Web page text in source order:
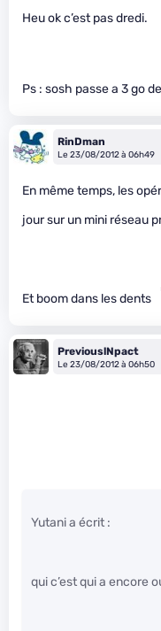
Heu ok c’est pas dredi.
Ps : sosh passe a 3 go
RinDman
Le 23/08/2012 à 06h49
En même temps, les
jour sur un mini réseau
Et boom dans les dents
PreviouslNpact
Le 23/08/2012 à 06h50
Yutani a écrit :
qui c’est qui a encore